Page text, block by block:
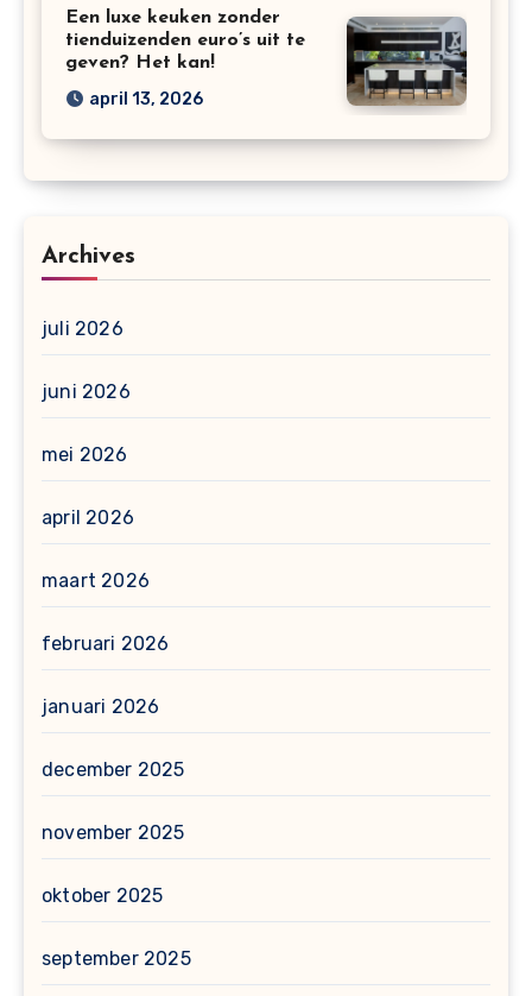
Een luxe keuken zonder
tienduizenden euro’s uit te
geven? Het kan!
april 13, 2026
Archives
juli 2026
juni 2026
mei 2026
april 2026
maart 2026
februari 2026
januari 2026
december 2025
november 2025
oktober 2025
september 2025